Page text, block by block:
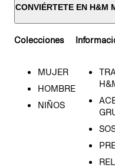
CONVIÉRTETE EN H&M
Colecciones
MUJER
HOMBRE
NIÑOS